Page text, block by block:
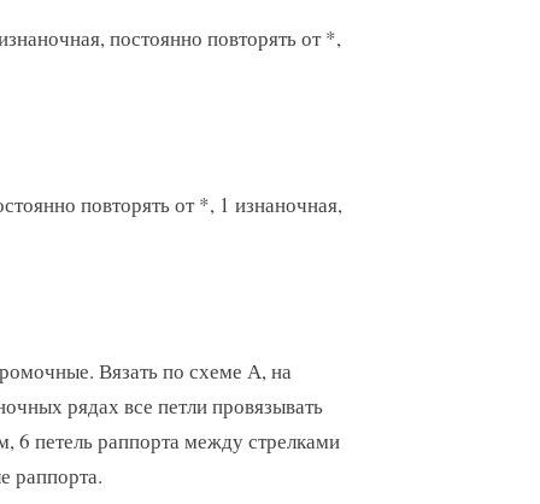
постоянно повторять от *,
повторять от *, 1 изнаночная,
Вязать по схеме А, на
рядах все петли провязывать
6 петель раппорта между стрелками
раппорта.